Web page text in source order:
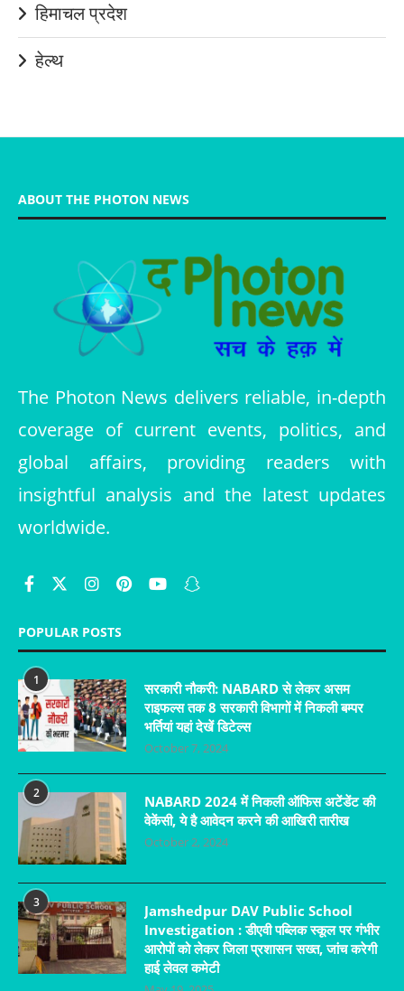
हिमाचल प्रदेश
हेल्थ
ABOUT THE PHOTON NEWS
The Photon News delivers reliable, in-depth
coverage of current events, politics, and
global affairs, providing readers with
insightful analysis and the latest updates
worldwide.
POPULAR POSTS
1
सरकारी नौकरी: NABARD से लेकर असम
राइफल्स तक 8 सरकारी विभागों में निकली बम्पर
भर्तियां यहां देखें डिटेल्स
October 7, 2024
2
NABARD 2024 में निकली ऑफिस अटेंडेंट की
वेकेंसी, ये है आवेदन करने की आखिरी तारीख
October 2, 2024
3
Jamshedpur DAV Public School
Investigation : डीएवी पब्लिक स्कूल पर गंभीर
आरोपों को लेकर जिला प्रशासन सख्त, जांच करेगी
हाई लेवल कमेटी